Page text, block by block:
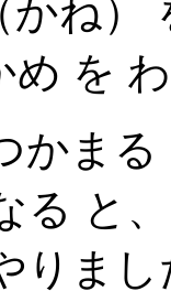
かね）
め を
かま
る と
りま